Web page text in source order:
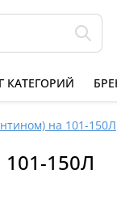
КАТЕГОРИЙ
на 101-150Л
150Л